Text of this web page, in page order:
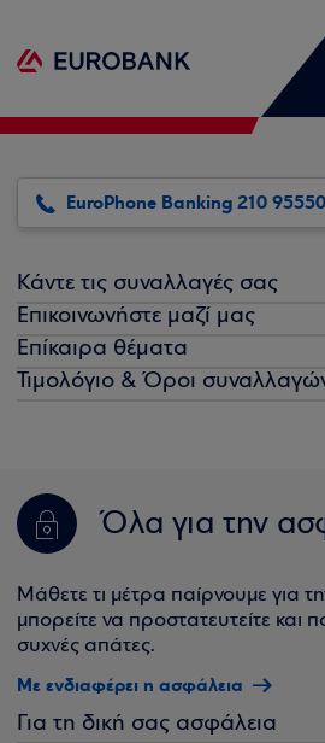
EuroPhone Banking 210
Κάντε τις συναλλαγές σας
Επικοινωνήστε μαζί μας
Επίκαιρα θέματα
Τιμολόγιο & Όροι
Όλα για την
Μάθετε τι μέτρα παίρνουμε για
μπορείτε να προστατευτείτε και
συχνές απάτες.
Με ενδιαφέρει η ασφάλεια
Για τη δική σας ασφάλεια